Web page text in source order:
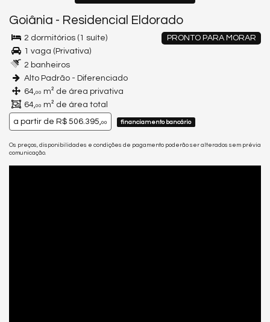
Goiânia - Residencial Eldorado
PRONTO PARA MORAR
2 dormitórios (1 suíte)
1 vaga (Privativa)
2 banheiros
Alto Padrão - Diferenciado
64,00 m² de área privativa
64,00 m² de área total
a partir de R$ 506.395,00 financiamento bancário
Os preços, disponibilidades e condições de pagamento poderão ser alterados sem prévia
comunicação.